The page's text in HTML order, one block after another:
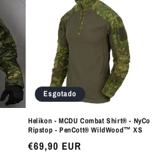
Esgotado
Helikon - MCDU Combat Shirt® - NyCo
Ripstop - PenCott® WildWood™ XS
Preço
€69,90 EUR